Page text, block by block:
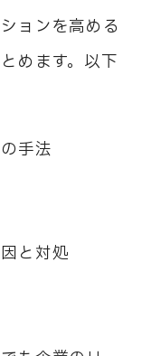
ョンを高める
めます。以下
手法
と対処